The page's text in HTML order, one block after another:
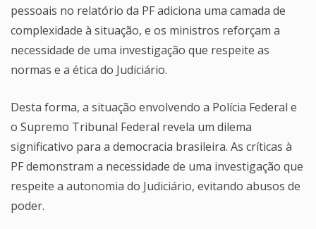
pessoais no relatório da PF adiciona uma camada de
complexidade à situação, e os ministros reforçam a
necessidade de uma investigação que respeite as
normas e a ética do Judiciário.
Desta forma, a situação envolvendo a Polícia Federal e
o Supremo Tribunal Federal revela um dilema
significativo para a democracia brasileira. As críticas à
PF demonstram a necessidade de uma investigação que
respeite a autonomia do Judiciário, evitando abusos de
poder.